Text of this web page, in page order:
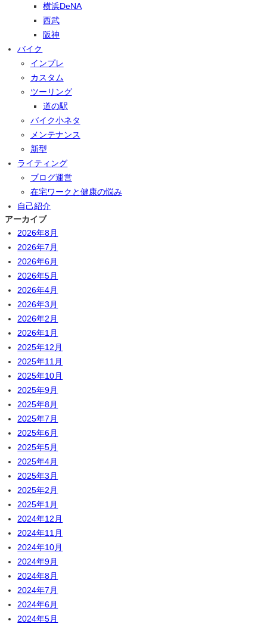
横浜DeNA
西武
阪神
バイク
インプレ
カスタム
ツーリング
道の駅
バイク小ネタ
メンテナンス
新型
ライティング
ブログ運営
在宅ワークと健康の悩み
自己紹介
アーカイブ
2026年8月
2026年7月
2026年6月
2026年5月
2026年4月
2026年3月
2026年2月
2026年1月
2025年12月
2025年11月
2025年10月
2025年9月
2025年8月
2025年7月
2025年6月
2025年5月
2025年4月
2025年3月
2025年2月
2025年1月
2024年12月
2024年11月
2024年10月
2024年9月
2024年8月
2024年7月
2024年6月
2024年5月